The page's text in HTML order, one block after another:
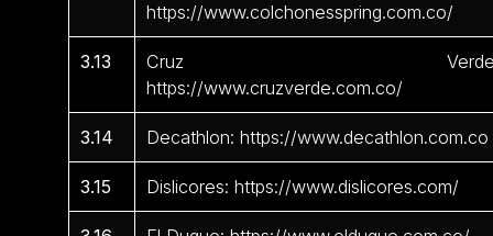
https://www.colchonesspring.com.co/
3.13
Cruz
https://www.cruzverde.com.co/
3.14 Decathlon: https://www.decathlon.com.co
3.15 Dislicores: https://www.dislicores.com/